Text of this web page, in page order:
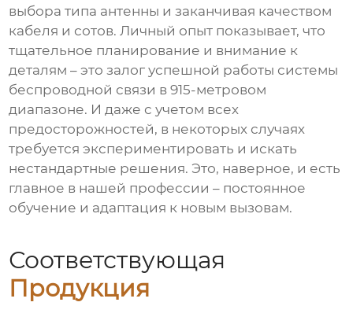
выбора типа антенны и заканчивая качеством
кабеля и сотов. Личный опыт показывает, что
тщательное планирование и внимание к
деталям – это залог успешной работы системы
беспроводной связи в915-метровом
диапазоне. И даже с учетом всех
предосторожностей, в некоторых случаях
требуется экспериментировать и искать
нестандартные решения. Это, наверное, и есть
главное в нашей профессии – постоянное
обучение и адаптация к новым вызовам.
Соответствующая
Продукция